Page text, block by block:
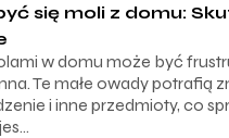
się moli z domu:
w domu może być
Te małe owady potrafią
i inne przedmioty, co